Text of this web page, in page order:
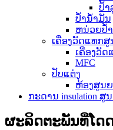
ປ້ຳ
ປໍ້ານໍ້າມັນ
ຫນ່ວຍປ້ຳ
ເຄື່ອງວັດແທກ
ເຄື່ອງວັ
MFC
ປັບແຕ່ງ
ຫ້ອງສູນ
ກະ​ດານ insulation ສູ
ຜະລິດຕະພັນທີ່ໂດ